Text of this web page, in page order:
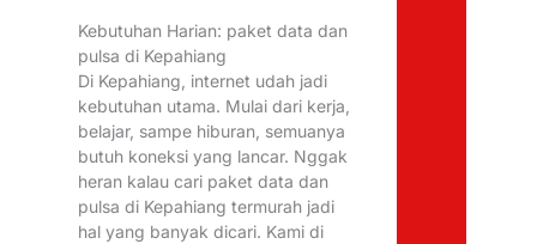
Kebutuhan Harian: paket data dan
pulsa di Kepahiang
Di Kepahiang, internet udah jadi
kebutuhan utama. Mulai dari kerja,
belajar, sampe hiburan, semuanya
butuh koneksi yang lancar. Nggak
heran kalau cari paket data dan
pulsa di Kepahiang termurah jadi
hal yang banyak dicari. Kami di